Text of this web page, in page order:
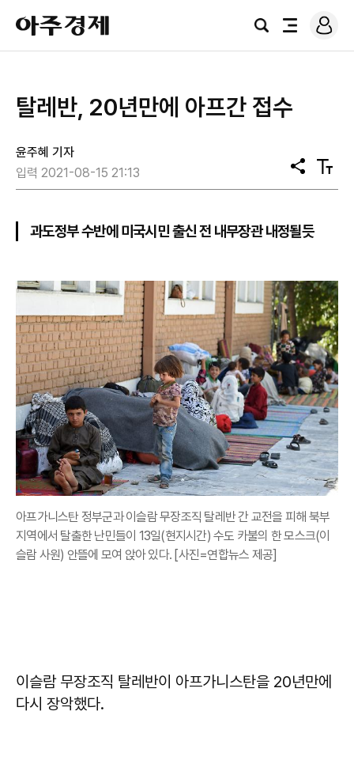
아
주
경
검
전
로
그
탈레반, 20년만에 아프간 접수
윤주혜 기자
입력 2021-08-15 21:13
공
유
텍
스
과도정부 수반에 미국시민 출신 전 내무장관 내정될듯
아프가니스탄 정부군과 이슬람 무장조직 탈레반 간 교전을 피해 북부
지역에서 탈출한 난민들이 13일(현지시간) 수도 카불의 한 모스크(이
슬람 사원) 안뜰에 모여 앉아 있다. [사진=연합뉴스 제공]
이슬람 무장조직 탈레반이 아프가니스탄을 20년만에
다시 장악했다.